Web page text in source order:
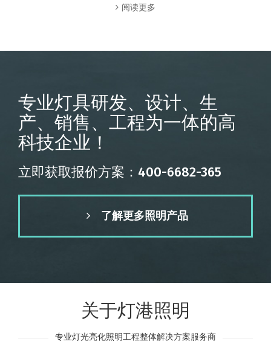
阅读更多
专业灯具研发、设计、生
产、销售、工程为一体的高
科技企业！
立即获取报价方案：400-6682-365
了解更多照明产品
关于灯港照明
专业灯光亮化照明工程整体解决方案服务商